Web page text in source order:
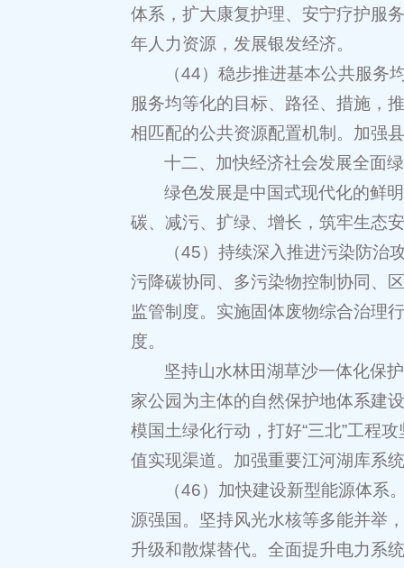
体系，扩大康复护理、安宁疗护服
年人力资源，发展银发经济。
（44）稳步推进基本公共服
服务均等化的目标、路径、措施，
相匹配的公共资源配置机制。加强
十二、加快经济社会发展全面
绿色发展是中国式现代化的鲜
碳、减污、扩绿、增长，筑牢生态
（45）持续深入推进污染防
污降碳协同、多污染物控制协同、
监管制度。实施固体废物综合治理
度。
坚持山水林田湖草沙一体化保
家公园为主体的自然保护地体系建
模国土绿化行动，打好“三北”工程
值实现渠道。加强重要江河湖库系
（46）加快建设新型能源体
源强国。坚持风光水核等多能并举
升级和散煤替代。全面提升电力系